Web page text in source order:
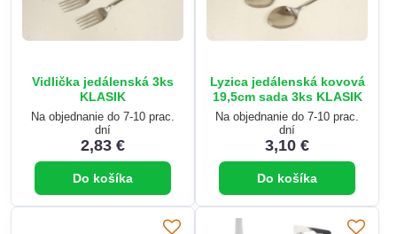
Vidlička jedálenská 3ks
KLASIK
Na objednanie do 7-10 prac.
dní
2,83 €
Do košíka
Lyzica jedálenská kovová
19,5cm sada 3ks KLASIK
Na objednanie do 7-10 prac.
dní
3,10 €
Do košíka